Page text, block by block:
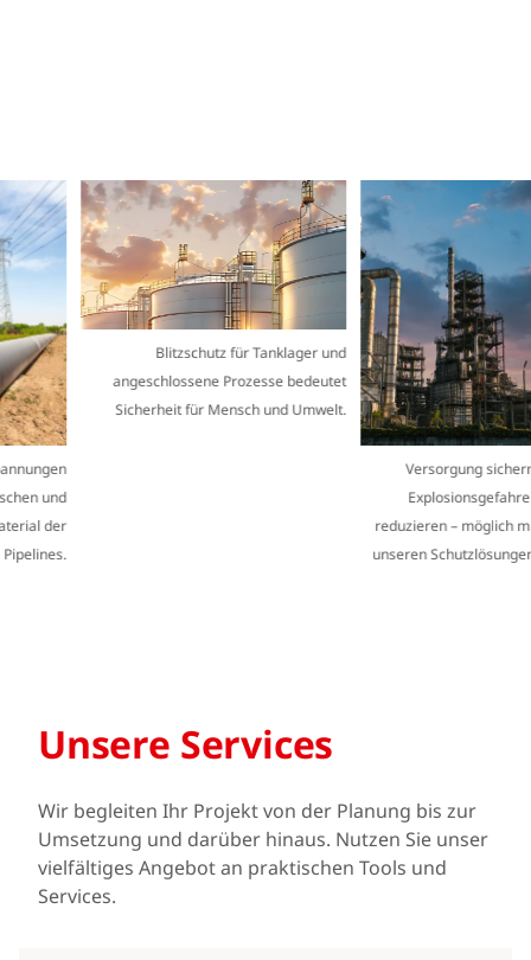
und
der
Blitzschutz für Tanklager und
angeschlossene Prozesse bedeutet
Sicherheit für Mensch und Umwelt.
Versorgung sichern,
Explosionsgefahren
reduzieren – möglich mit
unseren Schutzlösungen.
Unsere Services
Wir begleiten Ihr Projekt von der Planung bis zur
Umsetzung und darüber hinaus. Nutzen Sie unser
vielfältiges Angebot an praktischen Tools und
Services.